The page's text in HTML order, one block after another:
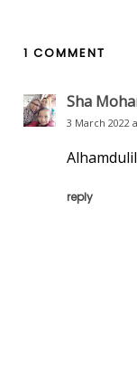
1 COMMENT
Sha
3 March 2022
reply